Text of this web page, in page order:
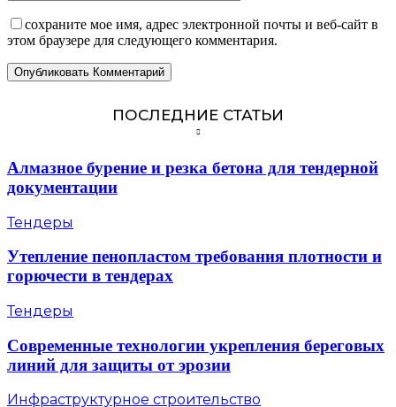
сохраните мое имя, адрес электронной почты и веб-сайт в
этом браузере для следующего комментария.
ПОСЛЕДНИЕ СТАТЬИ
Алмазное бурение и резка бетона для тендерной
документации
Тендеры
Утепление пенопластом требования плотности и
горючести в тендерах
Тендеры
Современные технологии укрепления береговых
линий для защиты от эрозии
Инфраструктурное строительство